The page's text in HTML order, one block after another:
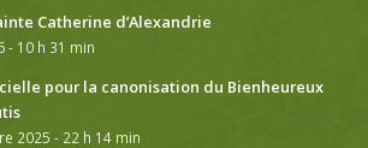
Catherine d’Alexandrie
- 10 h 31 min
pour la canonisation du Bienheureux
2025 - 22 h 14 min